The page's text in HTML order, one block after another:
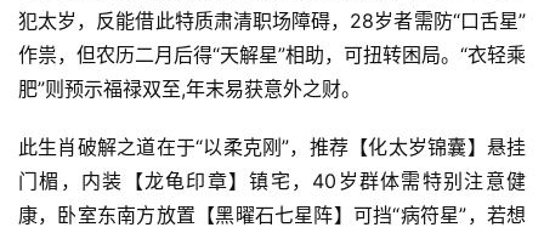
犯太岁，反能借此特质肃清职场障碍，28岁者需防“口舌星”
作祟，但农历二月后得“天解星”相助，可扭转困局。“衣轻乘
肥”则预示福禄双至,年末易获意外之财。
此生肖破解之道在于“以柔克刚”，推荐【化太岁锦囊】悬挂
门楣，内装【龙龟印章】镇宅，40岁群体需特别注意健
康，卧室东南方放置【黑曜石七星阵】可挡“病符星”，若想